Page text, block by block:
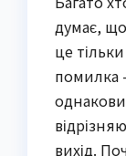
думає,
це
помилка
вихід.